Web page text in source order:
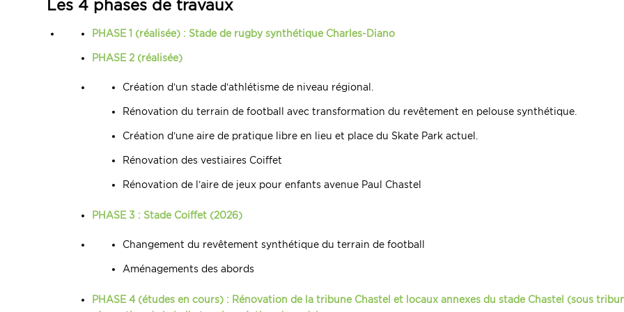
Les 4 phases de travaux
PHASE 1 (réalisée) : Stade de rugby synthétique Charles-Diano
PHASE 2 (réalisée)
Création d’un stade d’athlétisme de niveau régional.
Rénovation du terrain de football avec transformation du revêtement en pelouse synthétique.
Création d’une aire de pratique libre en lieu et place du Skate Park actuel.
Rénovation des vestiaires Coiffet
Rénovation de l’aire de jeux pour enfants avenue Paul Chastel
PHASE 3 : Stade Coiffet (2026)
Changement du revêtement synthétique du terrain de football
Aménagements des abords
PHASE 4 (études en cours) : Rénovation de la tribune Chastel et locaux annexes du stade Chastel (sous